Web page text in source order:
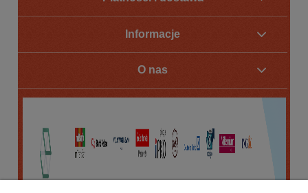
Informacje
O nas